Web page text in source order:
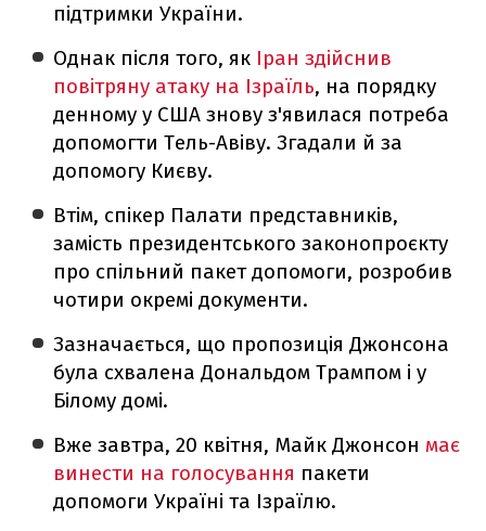
підтримки України.
Однак після того, як Іран здійснив
повітряну атаку на Ізраїль, на порядку
денному у США знову з'явилася потреба
допомогти Тель-Авіву. Згадали й за
допомогу Києву.
Втім, спікер Палати представників,
замість президентського законопроєкту
про спільний пакет допомоги, розробив
чотири окремі документи.
Зазначається, що пропозиція Джонсона
була схвалена Дональдом Трампом і у
Білому домі.
Вже завтра, 20 квітня, Майк Джонсон має
винести на голосування пакети
допомоги Україні та Ізраїлю.